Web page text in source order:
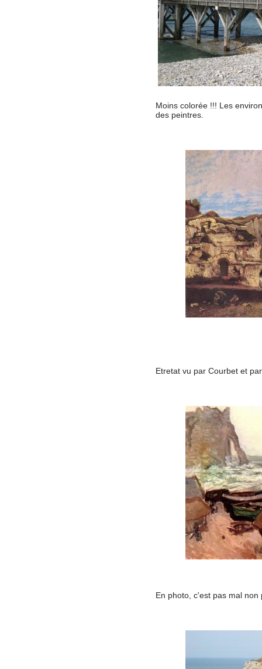
Moins colorée !!! Les
des peintres.
Etretat vu par Courbet et
En photo, c'est pas mal non